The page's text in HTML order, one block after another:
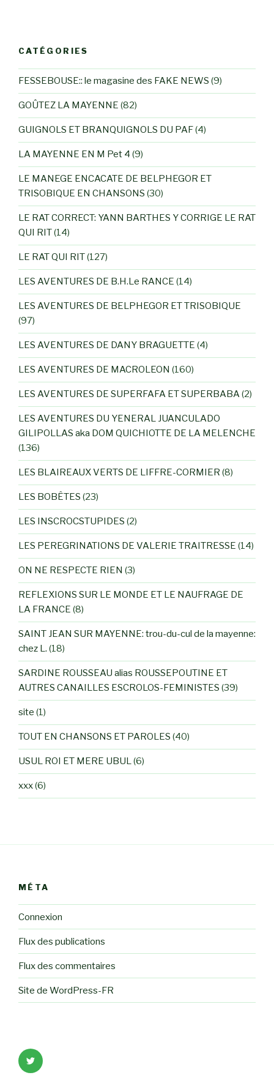
CATÉGORIES
FESSEBOUSE:: le magasine des FAKE NEWS (9)
GOÛTEZ LA MAYENNE (82)
GUIGNOLS ET BRANQUIGNOLS DU PAF(4)
LA MAYENNE EN M Pet 4 (9)
LE MANEGE ENCACATE DE BELPHEGOR ET
TRISOBIQUE EN CHANSONS (30)
LE RAT CORRECT: YANN BARTHES Y CORRIGE LE RAT
QUI RIT(14)
LE RAT QUI RIT(127)
LES AVENTURES DE B.H.Le RANCE (14)
LES AVENTURES DE BELPHEGOR ET TRISOBIQUE
(97)
LES AVENTURES DE DANY BRAGUETTE (4)
LES AVENTURES DE MACROLEON (160)
LES AVENTURES DE SUPERFAFA ET SUPERBABA(2)
LES AVENTURES DU YENERAL JUANCULADO
GILIPOLLAS aka DOM QUICHIOTTE DE LA MELENCHE
(136)
LES BLAIREAUX VERTS DE LIFFRE-CORMIER (8)
LES BOBÊTES (23)
LES INSCROCSTUPIDES (2)
LES PEREGRINATIONS DE VALERIE TRAITRESSE (14)
ON NE RESPECTE RIEN (3)
REFLEXIONS SUR LE MONDE ET LE NAUFRAGE DE
LA FRANCE (8)
SAINT JEAN SUR MAYENNE: trou-du-cul de la mayenne:
chez L. (18)
SARDINE ROUSSEAU alias ROUSSEPOUTINE ET
AUTRES CANAILLES ESCROLOS-FEMINISTES (39)
site (1)
TOUT EN CHANSONS ET PAROLES (40)
USUL ROI ET MERE UBUL(6)
xxx(6)
MÉTA
Connexion
Flux des publications
Flux des commentaires
Site de WordPress-FR
Élément
de